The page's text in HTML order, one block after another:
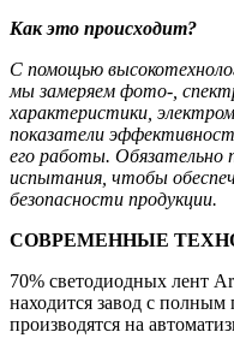
Как это происходит?
С помощью
мы замеряем фото-,
характеристики,
показатели
его работы. Обязательно
испытания, чтобы
безопасности продукции.
СОВРЕМЕННЫЕ
70% светодиодных лент
находится завод с
производятся на